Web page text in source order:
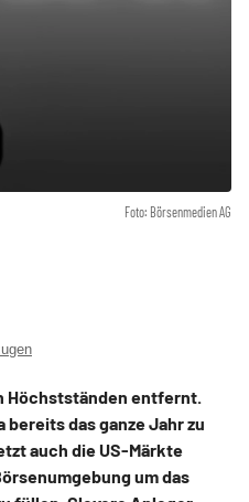
Foto: Börsenmedien AG
Höchstständen entfernt.
bereits das ganze Jahr zu
auch die US-Märkte
um das